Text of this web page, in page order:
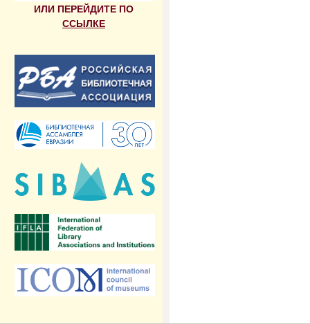
ИЛИ ПЕРЕЙДИТЕ ПО
ССЫЛКЕ